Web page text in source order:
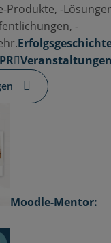
Produkte, -
-
Moodle-Mentor: